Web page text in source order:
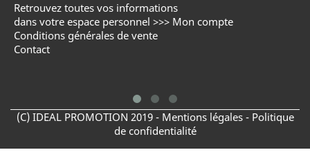
Retrouvez toutes vos informations
dans votre espace personnel >>> Mon compte
Conditions générales de vente
Contact
(C) IDEAL PROMOTION 2019 - Mentions légales - Politique
de confidentialité